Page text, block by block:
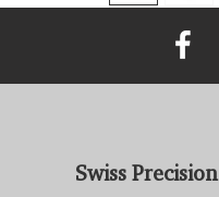
Swiss Precision